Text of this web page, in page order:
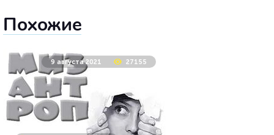
Похожие
9 августа 2021 27155